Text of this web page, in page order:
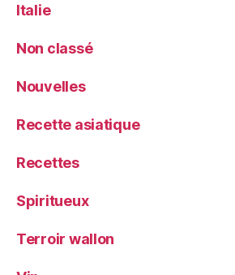
Italie
Non classé
Nouvelles
Recette asiatique
Recettes
Spiritueux
Terroir wallon